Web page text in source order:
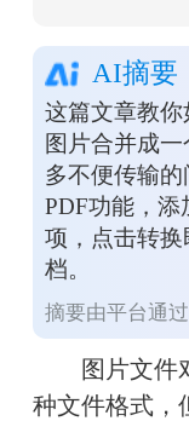
AI摘要
这篇文章教
图片合并成
多不便传输
PDF功能，
项，点击转
档。
摘要由平台通
图片文件对
种文件格式，